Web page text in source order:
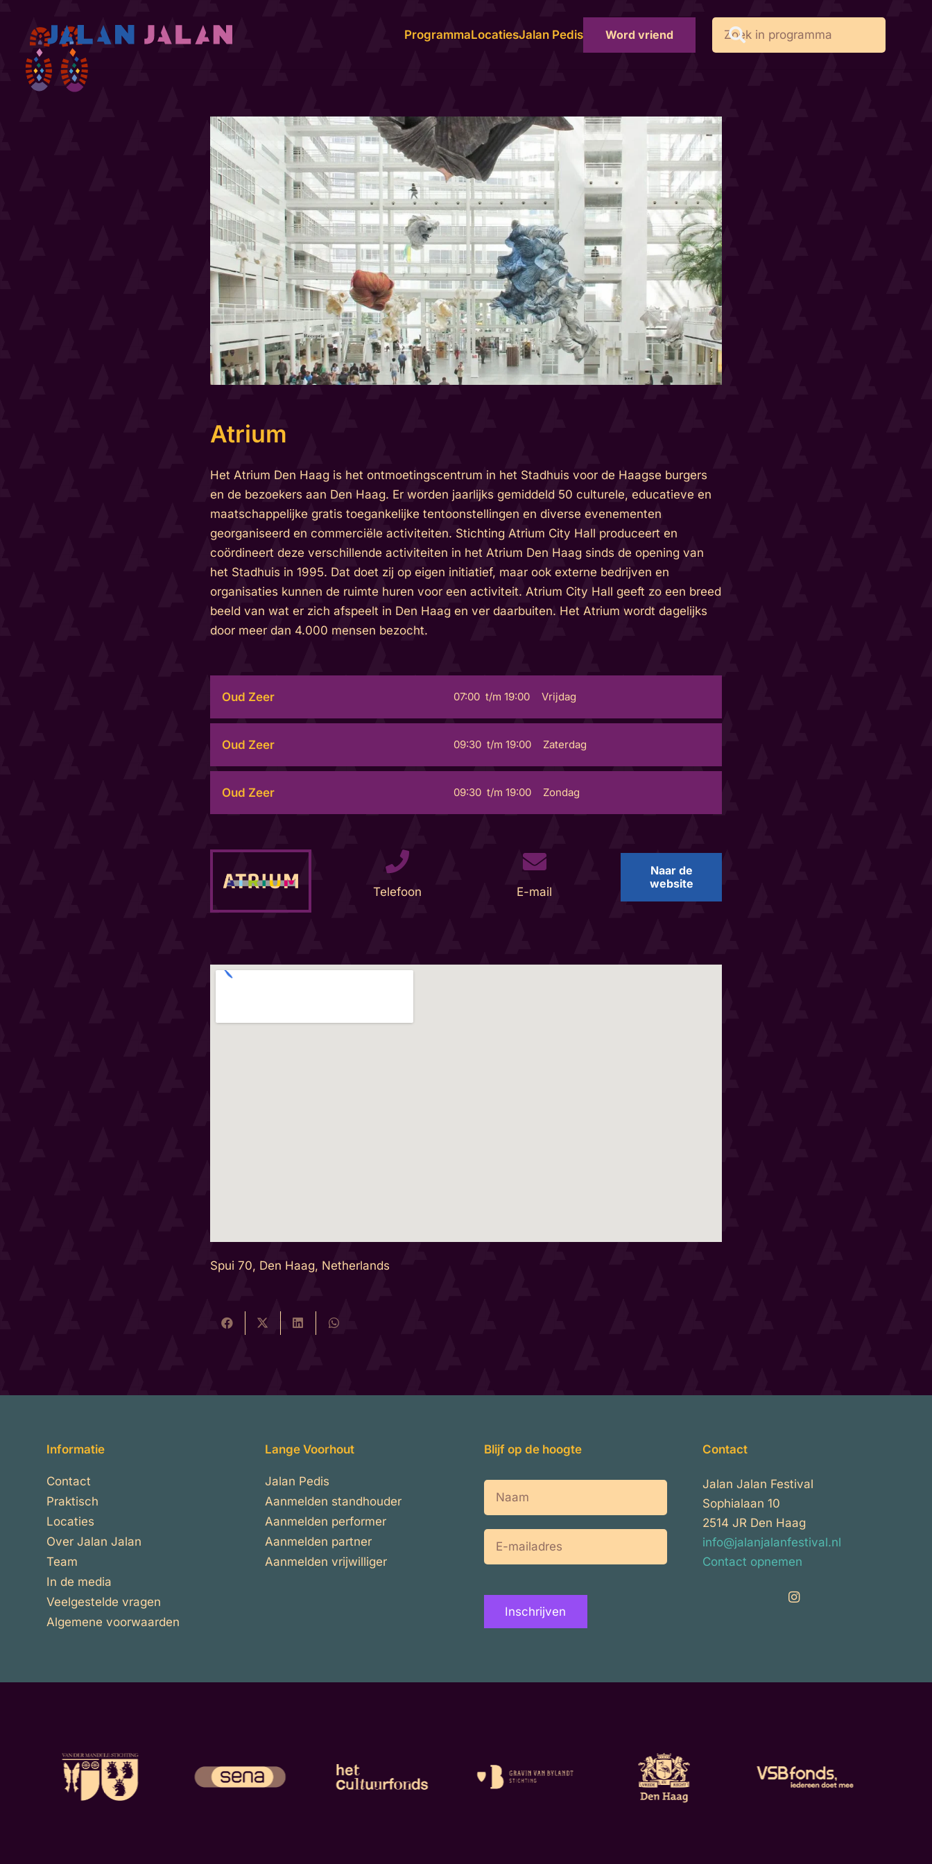
ProgrammaLocatiesJalan Pedis Word vriend
Atrium
Het Atrium Den Haag is het ontmoetingscentrum in het Stadhuis voor de Haagse burgers
en de bezoekers aan Den Haag. Er worden jaarlijks gemiddeld 50 culturele, educatieve en
maatschappelijke gratis toegankelijke tentoonstellingen en diverse evenementen
georganiseerd en commerciële activiteiten. Stichting Atrium City Hall produceert en
coördineert deze verschillende activiteiten in het Atrium Den Haag sinds de opening van
het Stadhuis in 1995. Dat doet zij op eigen initiatief, maar ook externe bedrijven en
organisaties kunnen de ruimte huren voor een activiteit. Atrium City Hall geeft zo een breed
beeld van wat er zich afspeelt in Den Haag en ver daarbuiten. Het Atrium wordt dagelijks
door meer dan 4.000 mensen bezocht.
Oud Zeer 07:00 t/m 19:00 Vrijdag
Oud Zeer 09:30 t/m 19:00 Zaterdag
Oud Zeer 09:30 t/m 19:00 Zondag
Telefoon E-mail
Naar de
website
Spui 70, Den Haag, Netherlands
Informatie
Contact
Praktisch
Locaties
Over Jalan Jalan
Team
In de media
Veelgestelde vragen
Algemene voorwaarden
Lange Voorhout
Jalan Pedis
Aanmelden standhouder
Aanmelden performer
Aanmelden partner
Aanmelden vrijwilliger
Blijf op de hoogte
Naam
Inschrijven
Contact
Jalan Jalan Festival
Sophialaan 10
2514 JR Den Haag
info@jalanjalanfestival.nl
Contact opnemen